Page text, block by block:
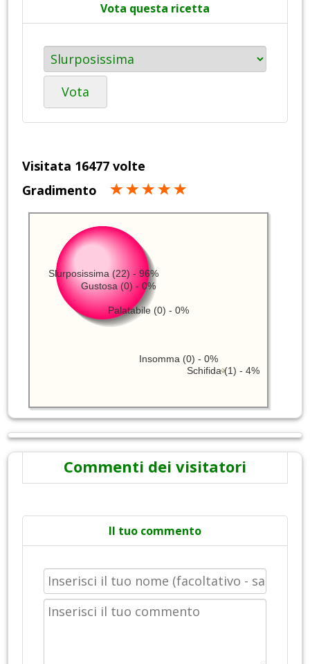
Vota questa ricetta
Vota
Visitata 16477 volte
Gradimento
Slurposissima (22) - 96%
Schifida (1) - 4%
Insomma (0) - 0%
Palatabile (0) - 0%
Gustosa (0) - 0%
Commenti dei visitatori
Il tuo commento